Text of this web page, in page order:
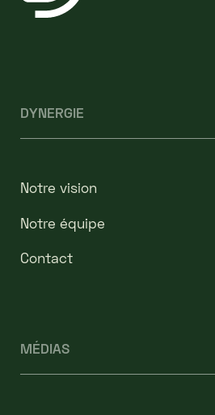
DYNERGIE
Notre vision
Notre équipe
Contact
MÉDIAS